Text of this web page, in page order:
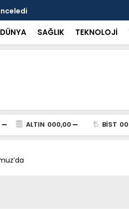
DÜNYA SAĞLIK TEKNOLOJİ
ALTIN 000,00 BİST